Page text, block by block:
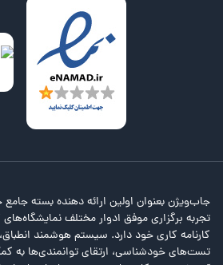
جاب‌ویژن بعنوان اولین ارائه دهنده بسته
تجربه برگزاری موفق ادوار مختلف
کارنامه کاری خود دارد. سیستم هوشمند انطباق،
تست‌های خودشناسی، ارتقای توانمندی‌ها به